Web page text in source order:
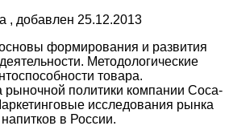
, добавлен 25.12.2013
формирования и развития
Методологические
товара.
рыночной политики компании Coca-
исследования рынка
в России.